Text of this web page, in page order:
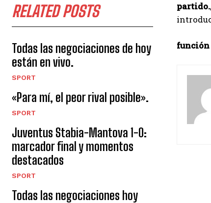
RELATED POSTS
Todas las negociaciones de hoy
están en vivo.
SPORT
«Para mí, el peor rival posible».
SPORT
Juventus Stabia-Mantova 1-0:
marcador final y momentos
destacados
SPORT
Todas las negociaciones hoy
partido.